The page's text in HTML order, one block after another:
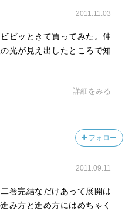
2011.11.03
ビッときて買ってみた。仲
光が見え出したところで知
詳細をみる
フォロー
2011.09.11
巻完結なだけあって展開は
み方と進め方にはめちゃく